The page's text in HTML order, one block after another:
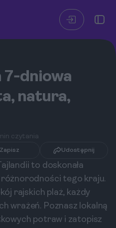
7‑dniowa
natura,
czytania
Zapisz Udostępnij
to doskonała
tego kraju.
rajskich plaż, każdy
wrażeń. Poznasz lokalną
potraw i zatopisz